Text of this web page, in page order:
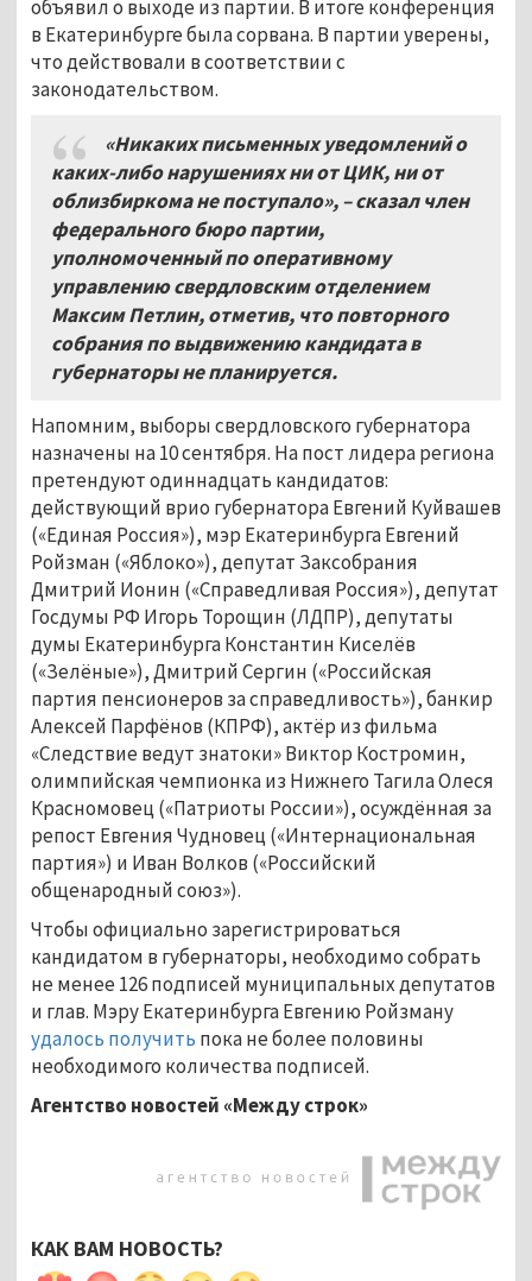
объявил о выходе из партии. В итоге конференция
в Екатеринбурге была сорвана. В партии уверены,
что действовали в соответствии с
законодательством.
«Никаких письменных уведомлений о
каких-либо нарушениях ни от ЦИК, ни от
облизбиркома не поступало», – сказал член
федерального бюро партии,
уполномоченный по оперативному
управлению свердловским отделением
Максим Петлин, отметив, что повторного
собрания по выдвижению кандидата в
губернаторы не планируется.
Напомним, выборы свердловского губернатора
назначены на 10 сентября. На пост лидера региона
претендуют одиннадцать кандидатов:
действующий врио губернатора Евгений Куйвашев
(«Единая Россия»), мэр Екатеринбурга Евгений
Ройзман («Яблоко»), депутат Заксобрания
Дмитрий Ионин («Справедливая Россия»), депутат
Госдумы РФ Игорь Торощин (ЛДПР), депутаты
думы Екатеринбурга Константин Киселёв
(«Зелёные»), Дмитрий Сергин («Российская
партия пенсионеров за справедливость»), банкир
Алексей Парфёнов (КПРФ), актёр из фильма
«Следствие ведут знатоки» Виктор Костромин,
олимпийская чемпионка из Нижнего Тагила Олеся
Красномовец («Патриоты России»), осуждённая за
репост Евгения Чудновец («Интернациональная
партия») и Иван Волков («Российский
общенародный союз»).
Чтобы официально зарегистрироваться
кандидатом в губернаторы, необходимо собрать
не менее 126 подписей муниципальных депутатов
и глав. Мэру Екатеринбурга Евгению Ройзману
удалось получить пока не более половины
необходимого количества подписей.
Агентство новостей «Между строк»
КАК ВАМ НОВОСТЬ?